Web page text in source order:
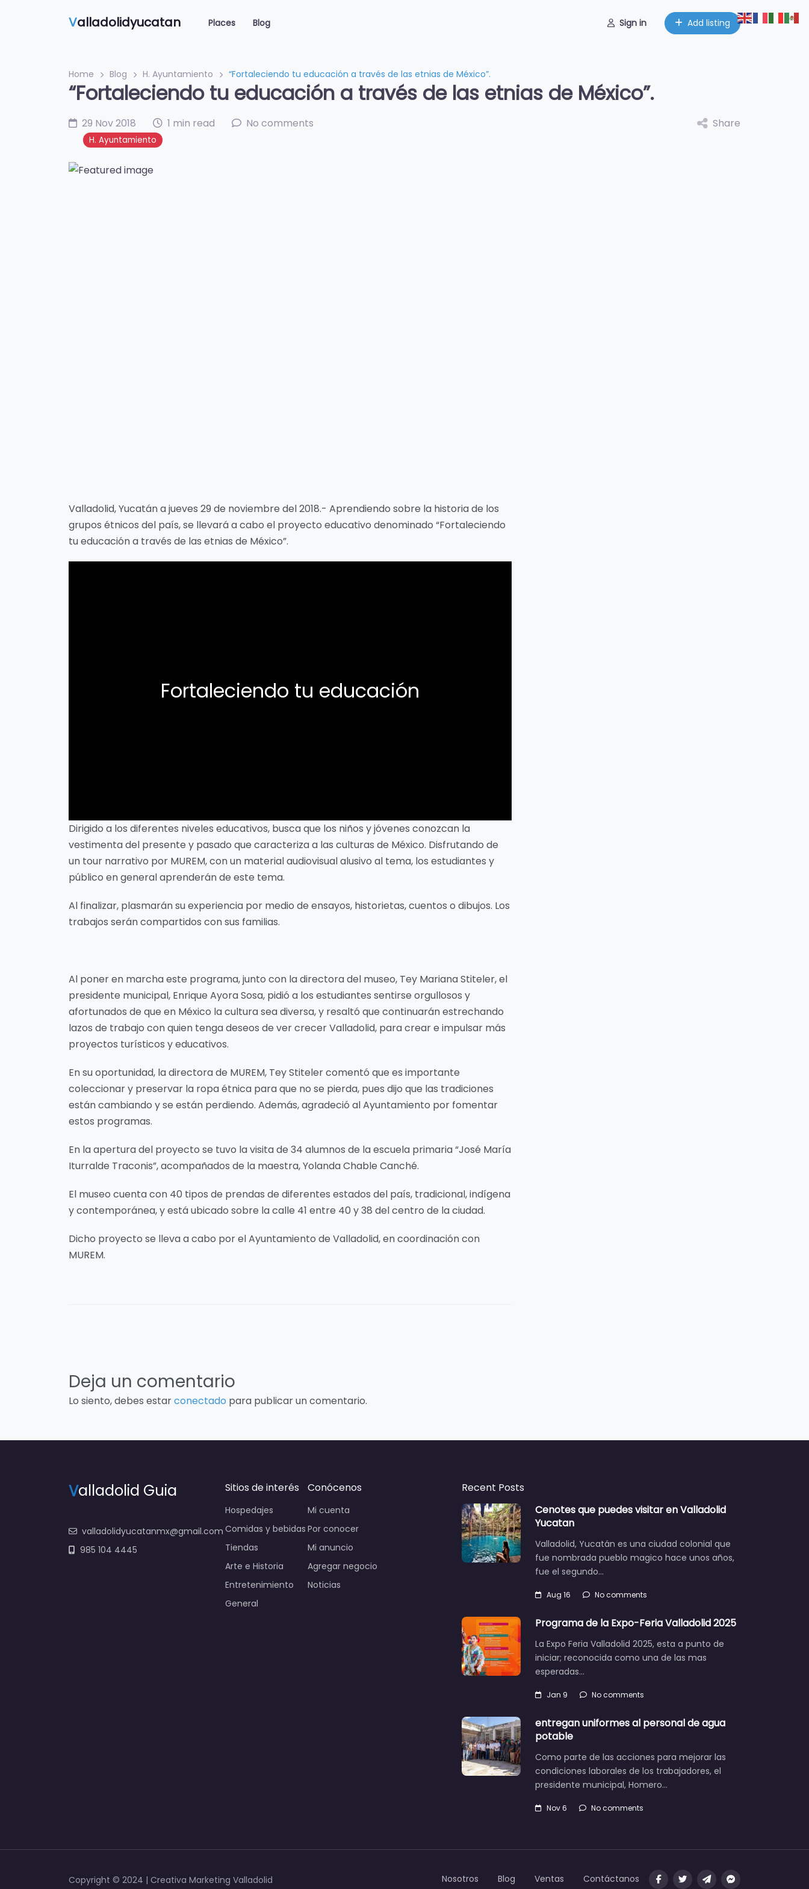
Valladolidyucatan Places Blog Sign in Add listing
Home Blog H. Ayuntamiento “Fortaleciendo tu educación a través de las etnias de México”.
“Fortaleciendo tu educación a través de las etnias de México”.
29 Nov 2018 1 min read No comments
H. Ayuntamiento
Share
Valladolid, Yucatán a jueves 29 de noviembre del 2018.- Aprendiendo sobre la historia de los
grupos étnicos del país, se llevará a cabo el proyecto educativo denominado “Fortaleciendo
tu educación a través de las etnias de México”.
Fortaleciendo tu educación
Dirigido a los diferentes niveles educativos, busca que los niños y jóvenes conozcan la
vestimenta del presente y pasado que caracteriza a las culturas de México. Disfrutando de
un tour narrativo por MUREM, con un material audiovisual alusivo al tema, los estudiantes y
público en general aprenderán de este tema.
Al finalizar, plasmarán su experiencia por medio de ensayos, historietas, cuentos o dibujos. Los
trabajos serán compartidos con sus familias.
Al poner en marcha este programa, junto con la directora del museo, Tey Mariana Stiteler, el
presidente municipal, Enrique Ayora Sosa, pidió a los estudiantes sentirse orgullosos y
afortunados de que en México la cultura sea diversa, y resaltó que continuarán estrechando
lazos de trabajo con quien tenga deseos de ver crecer Valladolid, para crear e impulsar más
proyectos turísticos y educativos.
En su oportunidad, la directora de MUREM, Tey Stiteler comentó que es importante
coleccionar y preservar la ropa étnica para que no se pierda, pues dijo que las tradiciones
están cambiando y se están perdiendo. Además, agradeció al Ayuntamiento por fomentar
estos programas.
En la apertura del proyecto se tuvo la visita de 34 alumnos de la escuela primaria “José María
Iturralde Traconis”, acompañados de la maestra, Yolanda Chable Canché.
El museo cuenta con 40 tipos de prendas de diferentes estados del país, tradicional, indígena
y contemporánea, y está ubicado sobre la calle 41 entre 40 y 38 del centro de la ciudad.
Dicho proyecto se lleva a cabo por el Ayuntamiento de Valladolid, en coordinación con
MUREM.
Deja un comentario
Lo siento, debes estarconectado para publicar un comentario.
Valladolid Guia
valladolidyucatanmx@gmail.com
985 104 4445
Sitios de interés
Hospedajes
Comidas y bebidas
Tiendas
Arte e Historia
Entretenimiento
General
Conócenos
Mi cuenta
Por conocer
Mi anuncio
Agregar negocio
Noticias
Recent Posts
Cenotes que puedes visitar en Valladolid
Yucatan
Valladolid, Yucatán es una ciudad colonial que
fue nombrada pueblo magico hace unos años,
fue el segundo…
Aug 16 No comments
Programa de la Expo-Feria Valladolid 2025
La Expo Feria Valladolid 2025, esta a punto de
iniciar; reconocida como una de las mas
esperadas…
Jan 9 No comments
entregan uniformes al personal de agua
potable
Como parte de las acciones para mejorar las
condiciones laborales de los trabajadores, el
presidente municipal, Homero…
Nov 6 No comments
Copyright © 2024 | Creativa Marketing Valladolid Nosotros Blog Ventas Contáctanos